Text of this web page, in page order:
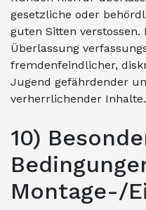
gesetzliche oder
guten Sitten verstossen.
Überlassung
fremdenfeindlicher,
Jugend gefährdender
verherrlichender Inhalte.
10)
Montage-/